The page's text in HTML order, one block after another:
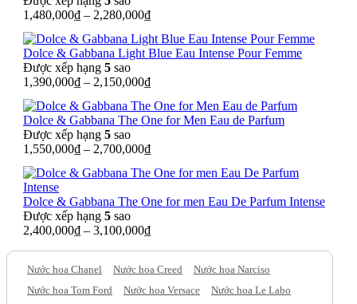
1,480,000₫ – 2,280,000₫
Dolce & Gabbana Light Blue Eau Intense Pour Femme
Được xếp hạng 5 sao
1,390,000₫ – 2,150,000₫
Dolce & Gabbana The One for Men Eau de Parfum
Được xếp hạng 5 sao
1,550,000₫ – 2,700,000₫
Dolce & Gabbana The One for men Eau De Parfum Intense
Được xếp hạng 5 sao
2,400,000₫ – 3,100,000₫
Nước hoa Chanel Nước hoa Creed
Nước hoa Narciso
Nước hoa Tom Ford
Nước hoa Versace
Nước hoa Le Labo